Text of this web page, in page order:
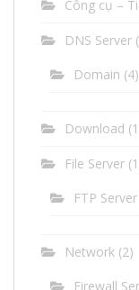
Công cụ –
DNS Server
Domain (4)
Download
File Server
FTP Server
Network (2)
Firewall